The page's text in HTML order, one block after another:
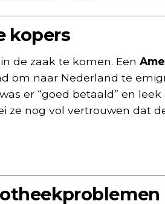
kopers
de zaak te komen. Een
om naar Nederland te
er “goed betaald” en
ze nog vol vertrouwen dat